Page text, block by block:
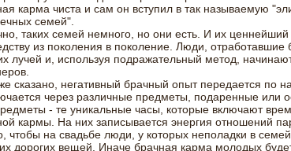
карма чиста и сам он вступил в так называемую
семей".
таких семей немного, но они есть. И их
из поколения в поколение. Люди,
лучей и, используя подражательный метод,
сказано, негативный брачный опыт передается по
через различные предметы, подаренные или
- те уникальные часы, которые включают
кармы. На них записывается энергия отношений
чтобы на свадьбе люди, у которых неполадки в
дорогих вещей. Иначе брачная карма молодых